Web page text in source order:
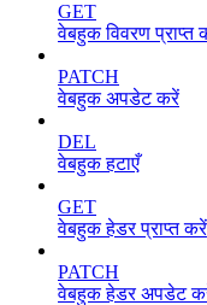
GET
वेबहुक विवरण प्राप्त
PATCH
वेबहुक अपडेट करें
DEL
वेबहुक हटाएँ
GET
वेबहुक हेडर प्राप्त करें
PATCH
वेबहुक हेडर अपडेट